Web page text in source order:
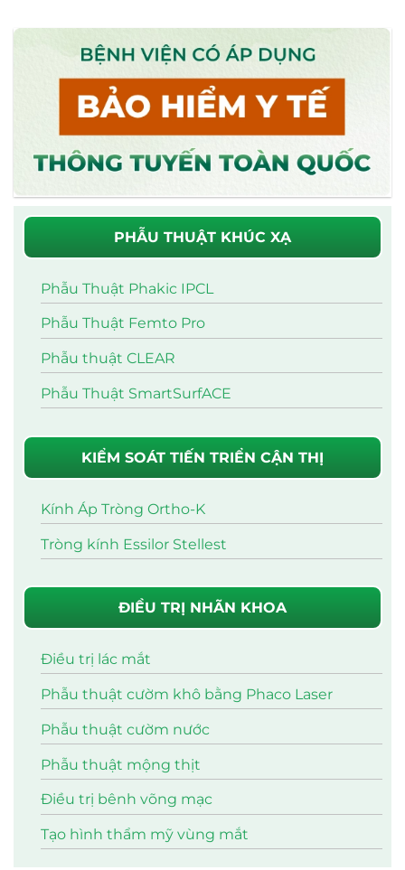
PHẪU THUẬT KHÚC XẠ
Phẫu Thuật Phakic IPCL
Phẫu Thuật Femto Pro
Phẫu thuật CLEAR
Phẫu Thuật SmartSurfACE
KIỂM SOÁT TIẾN TRIỂN CẬN THỊ
Kính Áp Tròng Ortho-K
Tròng kính Essilor Stellest
ĐIỀU TRỊ NHÃN KHOA
Điều trị lác mắt
Phẫu thuật cườm khô bằng Phaco Laser
Phẫu thuật cườm nước
Phẫu thuật mộng thịt
Điều trị bênh võng mạc
Tạo hình thẩm mỹ vùng mắt